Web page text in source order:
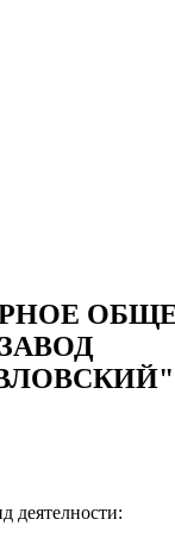
деятелности: